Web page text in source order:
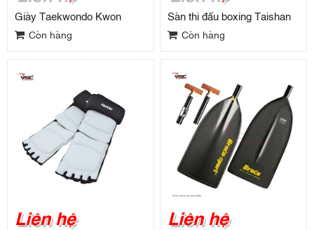
Giày Taekwondo Kwon
Còn hàng
Sàn thi đấu boxing Taishan
Còn hàng
Liên hệ Liên hệ